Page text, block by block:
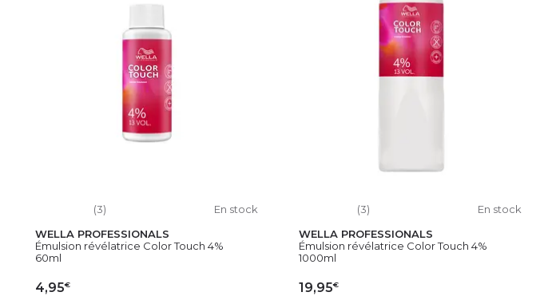
(3)
En stock
WELLA PROFESSIONALS
Émulsion révélatrice Color Touch 4%
60ml
4,95€
(3)
En stock
WELLA PROFESSIONALS
Émulsion révélatrice Color Touch 4%
1000ml
19,95€